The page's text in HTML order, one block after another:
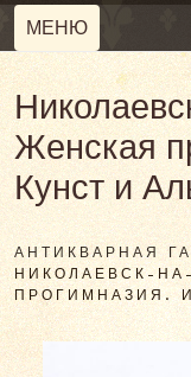
МЕНЮ
Женская
Кунст и
АНТИКВАРНАЯ
НИКОЛАЕВСК-
ПРОГИМНАЗИЯ.